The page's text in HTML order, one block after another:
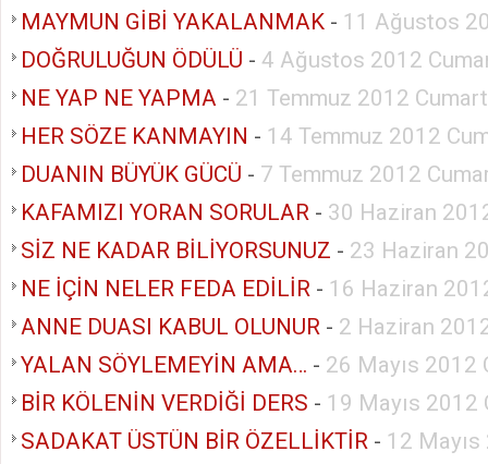
MAYMUN GİBİ YAKALANMAK - 11 Ağustos
DOĞRULUĞUN ÖDÜLÜ - 4 Ağustos 2012
NE YAP NE YAPMA - 21 Temmuz 2012
HER SÖZE KANMAYIN - 14 Temmuz 2012
DUANIN BÜYÜK GÜCÜ - 7 Temmuz 2012
KAFAMIZI YORAN SORULAR - 30 Haziran
SİZ NE KADAR BİLİYORSUNUZ - 23 Haziran
NE İÇİN NELER FEDA EDİLİR - 16 Haziran
ANNE DUASI KABUL OLUNUR - 2 Haziran
YALAN SÖYLEMEYİN AMA… - 26 Mayıs 2012
BİR KÖLENİN VERDİĞİ DERS - 19 Mayıs 2012
SADAKAT ÜSTÜN BİR ÖZELLİKTİR - 12